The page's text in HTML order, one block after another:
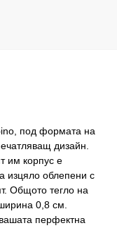
под формата на
дизайн.
им корпус e
изцяло облепени с
Общото тегло на
0,8 см.
перфектна